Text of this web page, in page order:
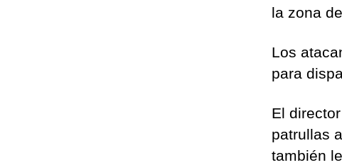
la zona
Los
para
El
patrullas
también